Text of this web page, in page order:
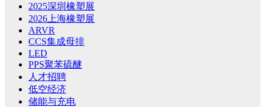
2025深圳橡塑展
2026上海橡塑展
ARVR
CCS集成母排
LED
PPS聚苯硫醚
人才招聘
低空经济
储能与充电